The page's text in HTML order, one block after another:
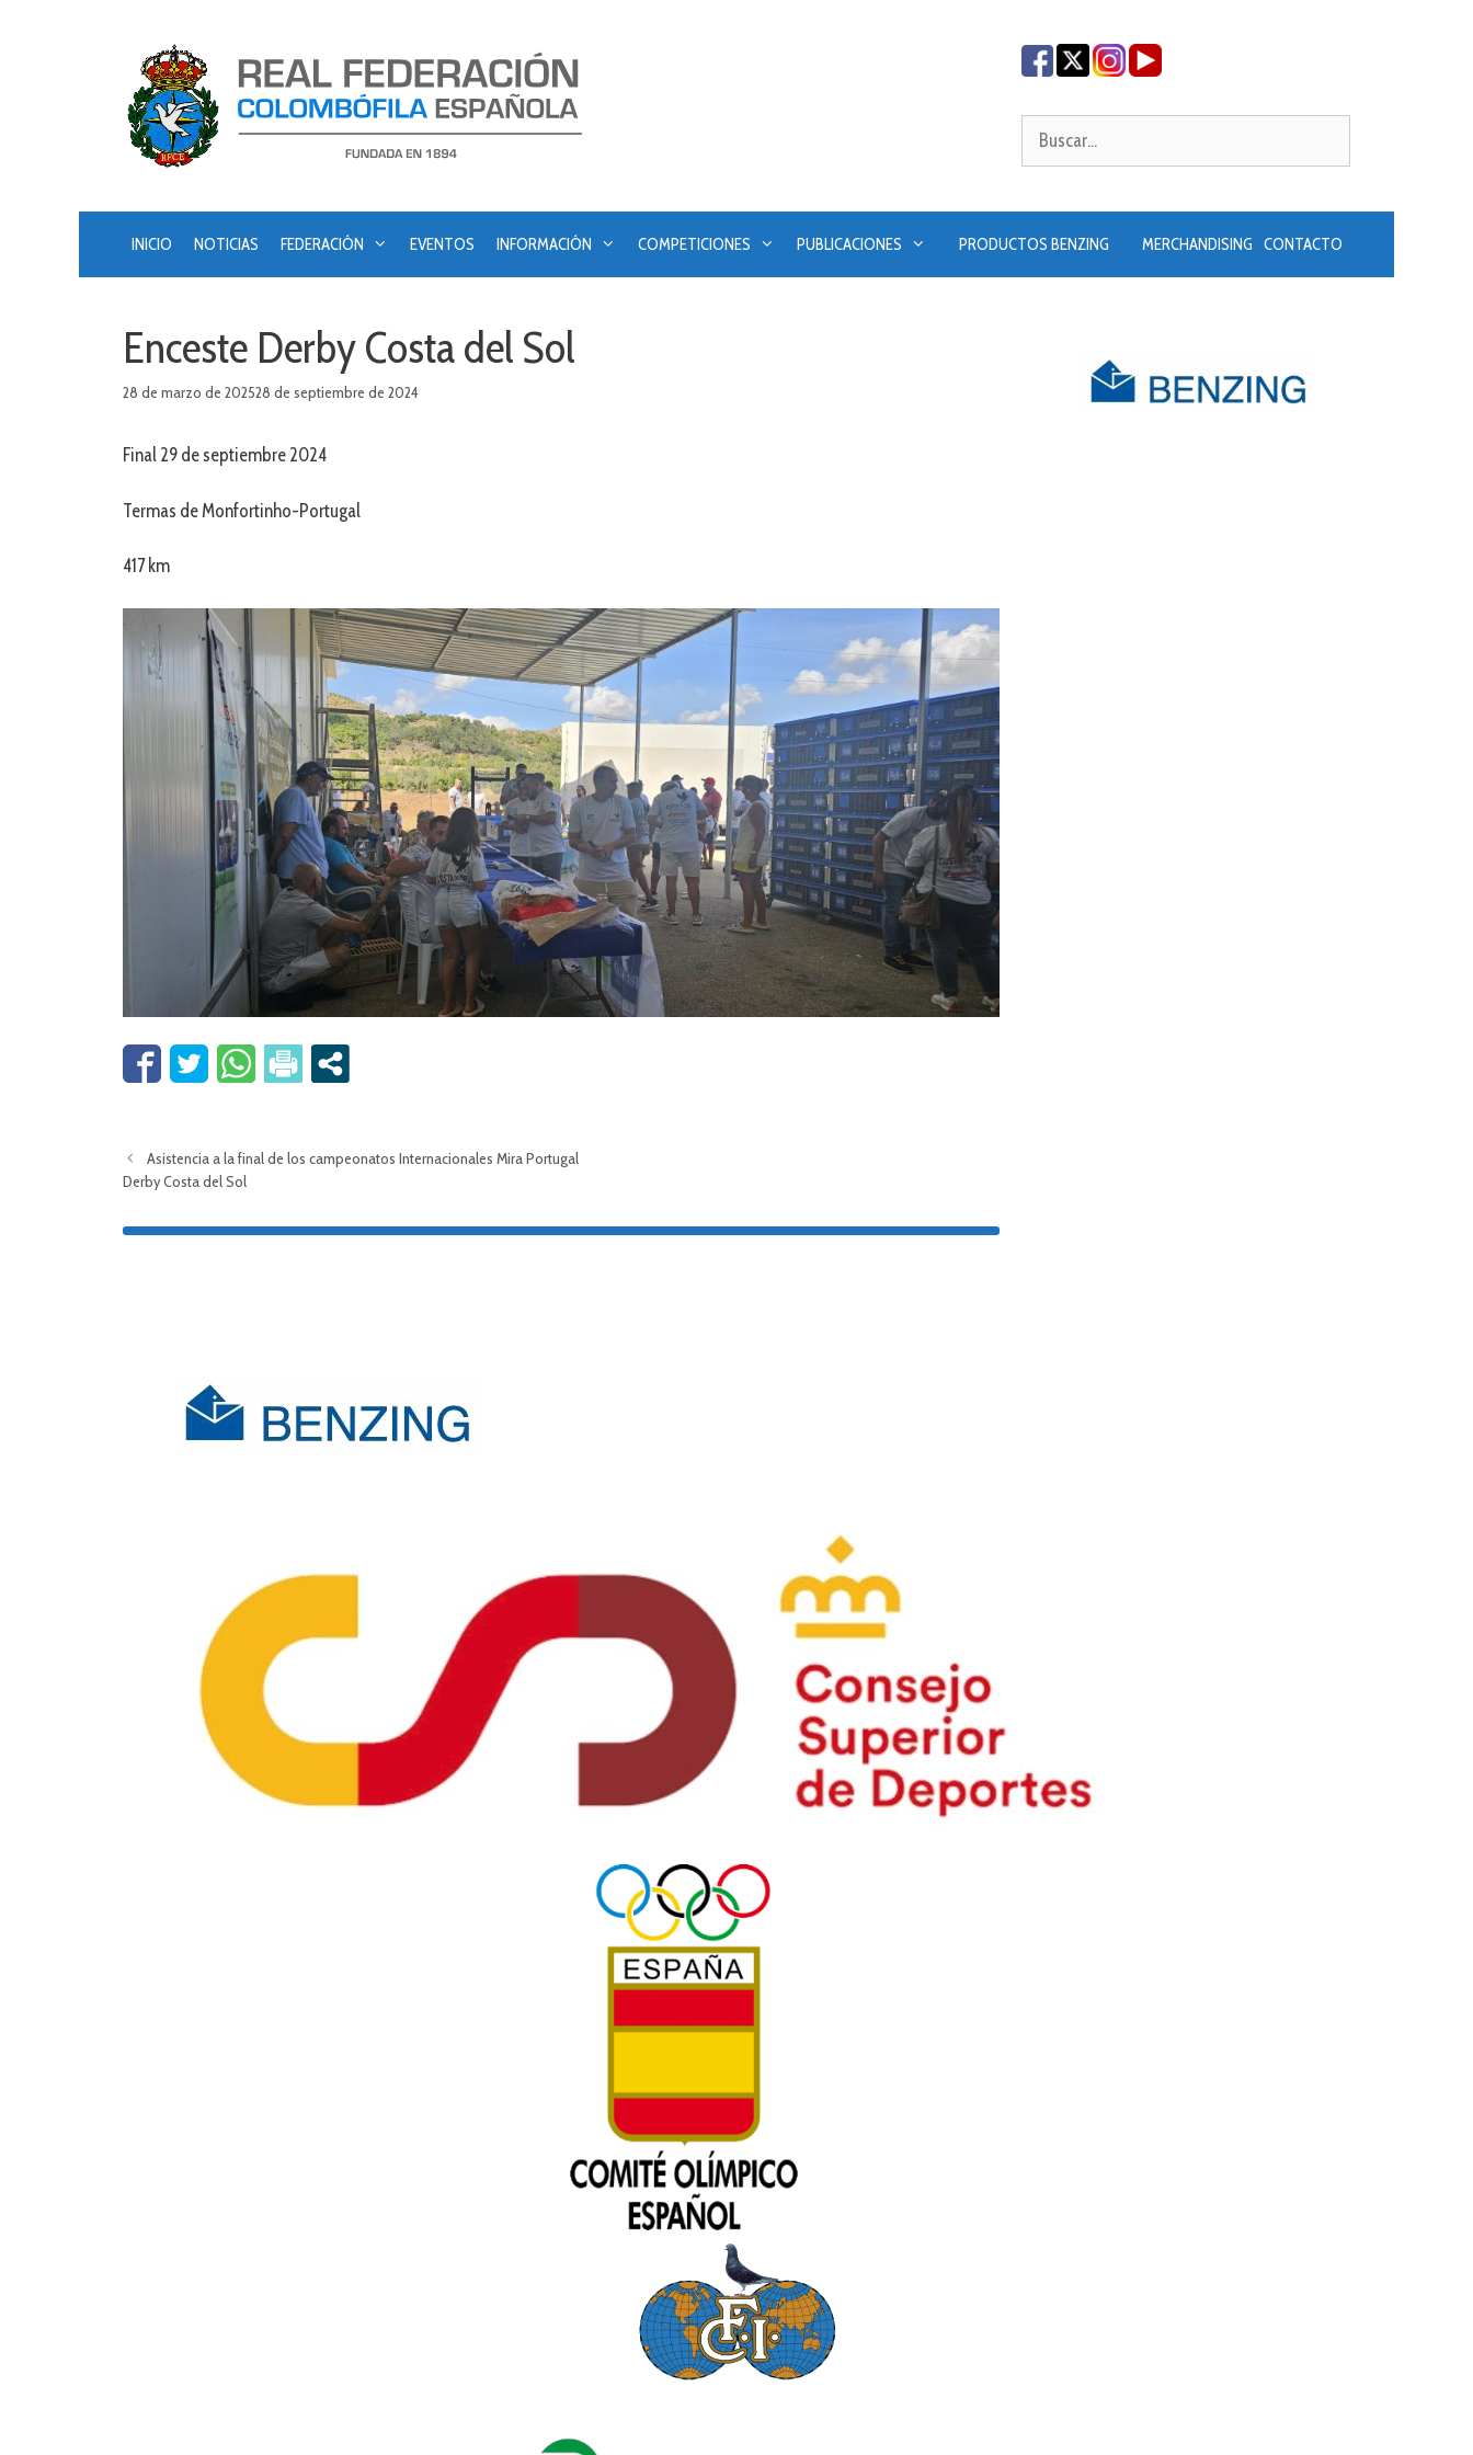
Buscar:
INICIO NOTICIAS FEDERACIÓN EVENTOS INFORMACIÓN COMPETICIONES PUBLICACIONES PRODUCTOS BENZING MERCHANDISING CONTACTO
Enceste Derby Costa del Sol
28 de marzo de 202528 de septiembre de 2024
Final 29 de septiembre 2024
Termas de Monfortinho-Portugal
417 km
Asistencia a la final de los campeonatos Internacionales Mira Portugal
Derby Costa del Sol